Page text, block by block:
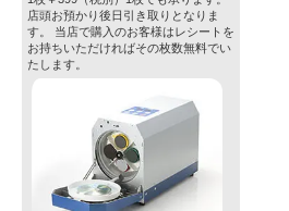
店頭お預かり後日引き取りとなりま
す。 当店で購入のお客様はレシートを
お持ちいただければその枚数無料でい
たします。